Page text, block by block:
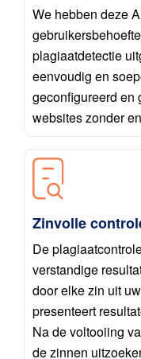
We hebben deze
plagiaatdetectie
eenvoudig en
geconfigureerd en
websites zonder
Zinvolle
De
verstandige
door elke zin uit
presenteert
Na de voltooiing
de zinnen